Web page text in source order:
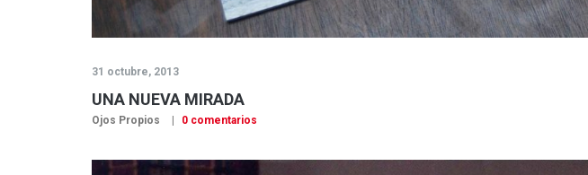
31 octubre, 2013
UNA NUEVA MIRADA
Ojos Propios 0 comentarios